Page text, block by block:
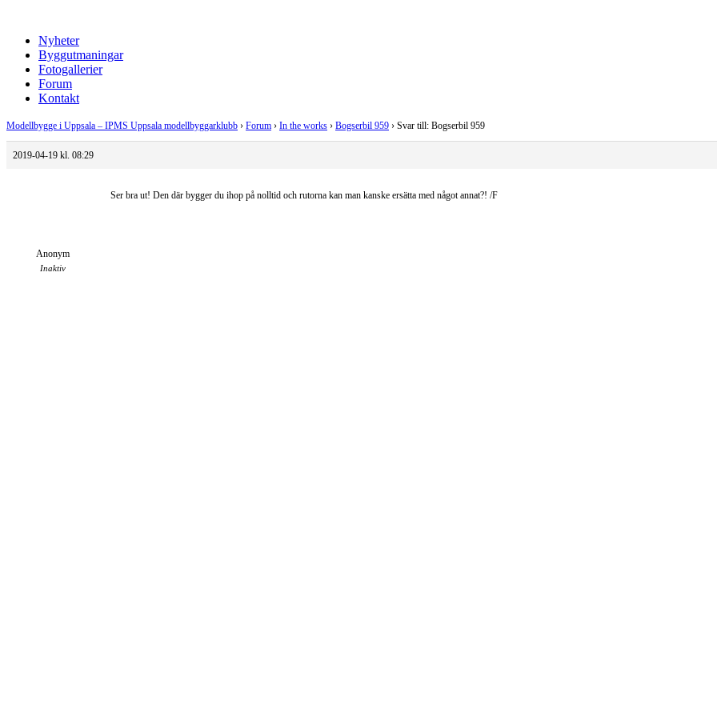
Nyheter
Byggutmaningar
Fotogallerier
Forum
Kontakt
Modellbygge i Uppsala – IPMS Uppsala modellbyggarklubb › Forum › In the works › Bogserbil 959 › Svar till: Bogserbil 959
2019-04-19 kl. 08:29
Anonym
Inaktiv
Ser bra ut! Den där bygger du ihop på nolltid och rutorna kan man kanske ersätta med något annat?! /F